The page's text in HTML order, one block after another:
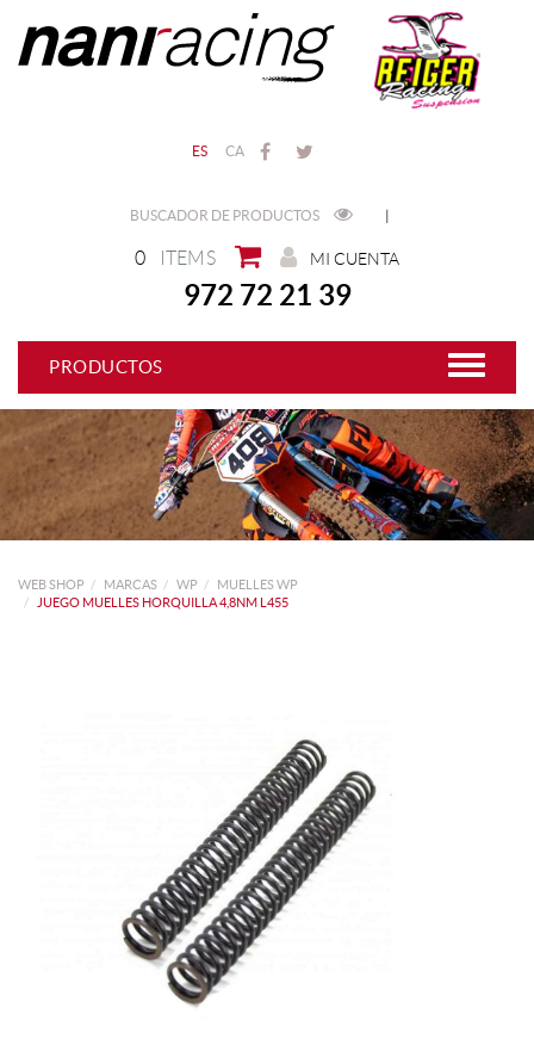
ES CA
BUSCADOR DE PRODUCTOS |
0 ITEMS MI CUENTA
972 72 21 39
PRODUCTOS
WEB SHOP MARCAS WP
MUELLES WP
JUEGO MUELLES HORQUILLA 4,8NM L455